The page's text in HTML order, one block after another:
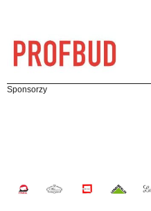
Sponsorzy